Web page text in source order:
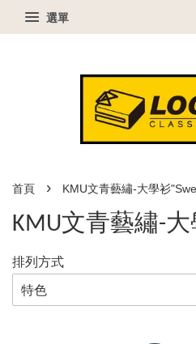
選單
首頁 › KMU文青藝繡-大學衫
KMU文青藝繡-
排列方式